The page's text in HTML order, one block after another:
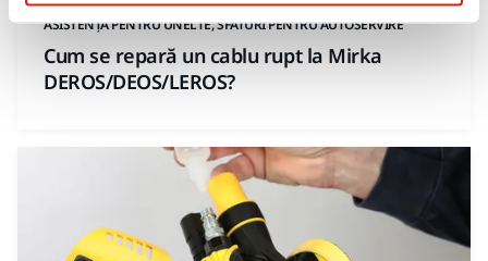
ASISTENȚĂ PENTRU UNELTE, SFATURI PENTRU AUTOSERVIRE
Cum se repară un cablu rupt la Mirka
DEROS/DEOS/LEROS?